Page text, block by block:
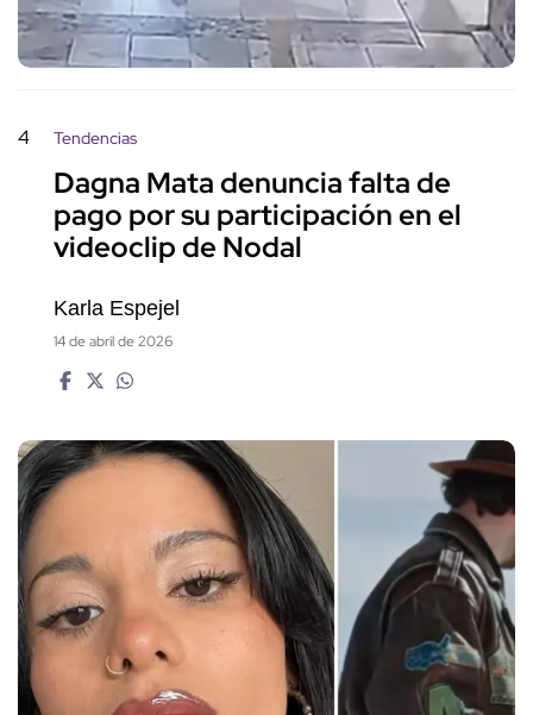
4 Tendencias
Dagna Mata denuncia falta de
pago por su participación en el
videoclip de Nodal
Karla Espejel
14 de abril de 2026